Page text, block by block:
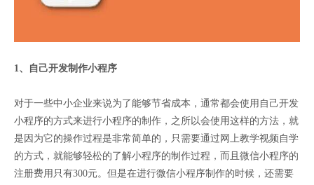
1、自己开发制作小程序
对于一些中小企业来说为了能够节省成本，通常都会使用自己开发
小程序的方式来进行小程序的制作，之所以会使用这样的方法，就
是因为它的操作过程是非常简单的，只需要通过网上教学视频自学
的方式，就能够轻松的了解小程序的制作过程，而且微信小程序的
注册费用只有300元。但是在进行微信小程序制作的时候，还需要